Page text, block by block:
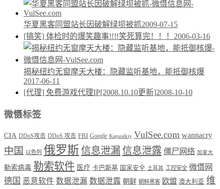
华夏黑客同盟站长因破解绿坝被抓2009-07-15
[搞笑] 体检时的爆笑趣事!!!!笑死算完！！！ 2006-03-16
揭秘纽约无窗摩天大楼：隐藏监听基地，能抵御核爆
2017-06-11
[代理] 免费游戏代理IP[2008.10.10更新]2008-10-10
微慑标签
CIA DDoS攻击 DDoS 攻击 FBI Google Kapustkiy VulSee.com wannacry
中国 以色列 俄罗斯信息泄漏信息泄露 僵尸网络 加拿大
勒索病毒 勒索软件 医疗 卡巴斯基 国家安全 土耳其 工控安全 微慑网
德国 恶意软件 数据泄漏 数据泄露 朝鲜 朝鲜黑客 欧盟 澳大利亚 维